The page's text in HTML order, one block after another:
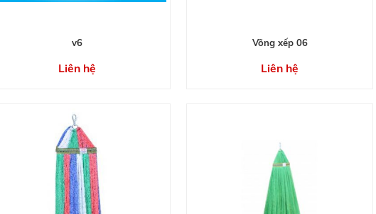
v6
Liên hệ
Võng xếp 06
Liên hệ